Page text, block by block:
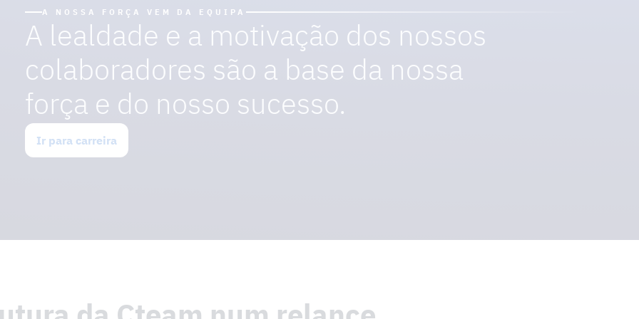
A NOSSA FORÇA VEM DA EQUIPA
A lealdade e a motivação dos nossos
colaboradores são a base da nossa
força e do nosso sucesso.
Ir para carreira